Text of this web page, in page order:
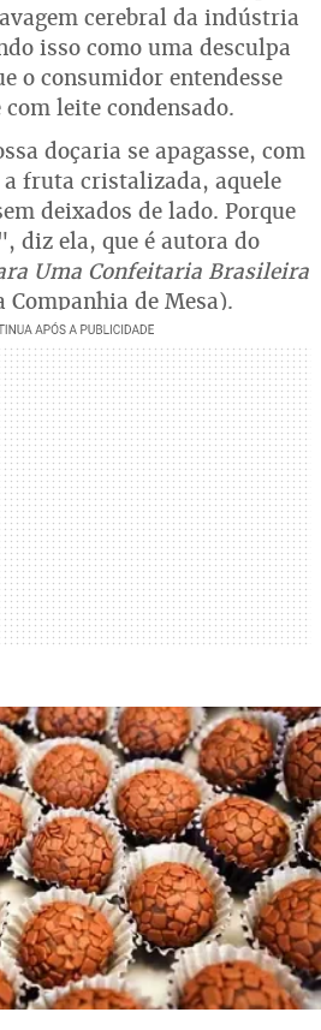
cerebral da indústria
isso como uma desculpa
o consumidor entendesse
com leite condensado.
doçaria se apagasse, com
a fruta cristalizada, aquele
deixados de lado. Porque
diz ela, que é autora do
Uma Confeitaria Brasileira
de Mesa).